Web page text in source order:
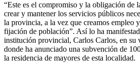
“Este es el compromiso y la obligación de
crear y mantener los servicios públicos
la provincia, a la vez que creamos empleo
fijación de población”. Así lo ha
institución provincial, Carlos Carlos, en su
donde ha anunciado una subvención de
la residencia de mayores de esta localidad.